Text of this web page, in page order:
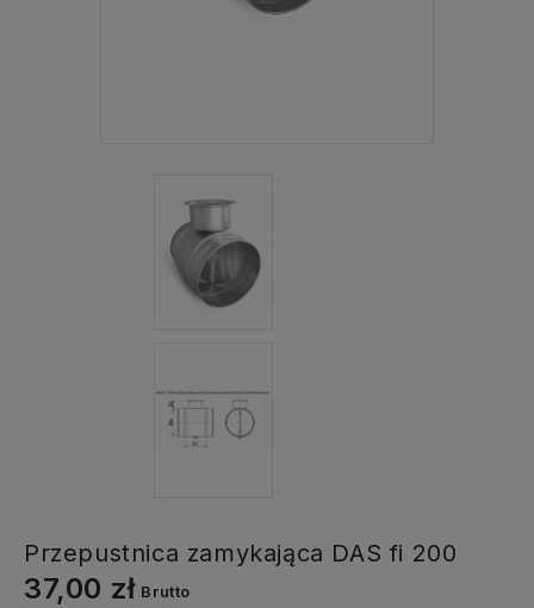
Przepustnica zamykająca DAS fi 200
37,00 zł Brutto